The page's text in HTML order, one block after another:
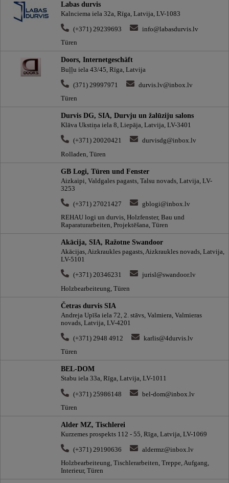
Labas durvis
Kalnciema iela 32a, Rīga, Latvija, LV-1083
(+371) 29239693
info@labasdurvis.lv
Türen
Doors, Internetgeschäft
Buļļu iela 43/45, Rīga, Latvija
(371) 29997971
durvis.lv@inbox.lv
Türen
Durvis DG, SIA, Durvju un žalūziju salons
Klāva Ukstiņa iela 8, Liepāja, Latvija, LV-3401
(+371) 20020421
durvisdg@inbox.lv
Rolladen, Türen
GB Logi, Türen und Fenster
Aizkaipi, Valdgales pagasts, Talsu novads, Latvija, LV-
3253
(+371) 27021427
gblogi@inbox.lv
REHAU logi un durvis, Holzfenster, Bau und
Raparaturarbeiten, Projektēšana, Türen
Akācija, SIA, Ražotne Swandoor
Akācijas, Aizkraukles pagasts, Aizkraukles novads, Latvija,
LV-5101
(+371) 20346231
jurisl@swandoor.lv
Holzbearbeiteung, Türen
Četras durvis SIA
Andreja Upīša iela 72, 2. stāvs, Valmiera, Valmieras
novads, Latvija, LV-4201
(+371) 2948 4912
karlis@4durvis.lv
Türen
BEL-DOM
Stabu iela 33a, Rīga, Latvija, LV-1011
(+371) 25986148
bel-dom@inbox.lv
Türen
Alder MZ, Tischlerei
Kurzemes prospekts 112 - 55, Rīga, Latvija, LV-1069
(+371) 29190636
aldermz@inbox.lv
Holzbearbeiteung, Tischlerarbeiten, Treppe, Aufgang,
Interieur, Türen